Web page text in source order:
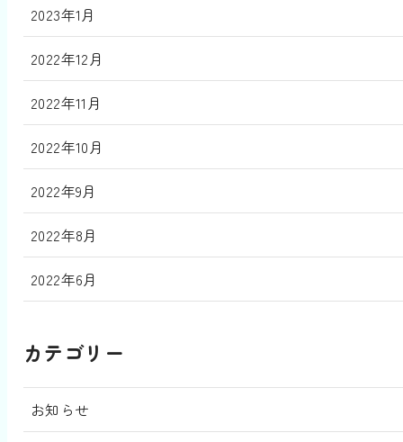
2023年1月
2022年12月
2022年11月
2022年10月
2022年9月
2022年8月
2022年6月
カテゴリー
お知らせ